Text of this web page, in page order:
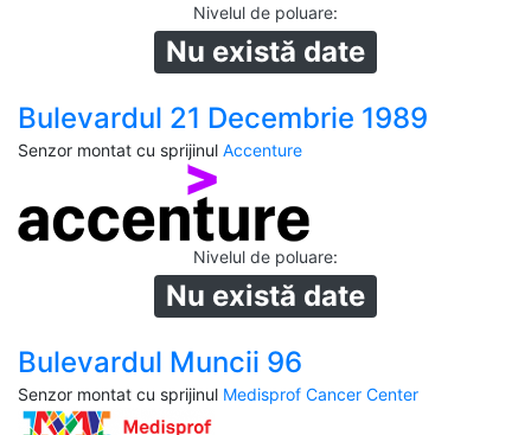
Nivelul de poluare:
Nu există date
Bulevardul 21 Decembrie 1989
Senzor montat cu sprijinul Accenture
Nivelul de poluare:
Nu există date
Bulevardul Muncii 96
Senzor montat cu sprijinul Medisprof Cancer Center